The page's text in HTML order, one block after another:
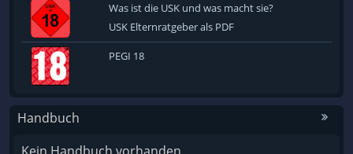
Was ist die USK und was macht sie?
USK Elternratgeber als PDF
PEGI 18
Handbuch